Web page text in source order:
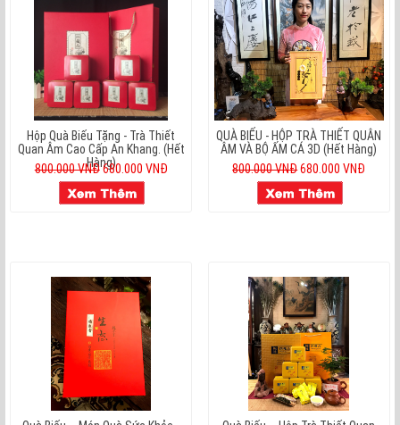
Hộp Quà Biếu Tặng - Trà Thiết
Quan Âm Cao Cấp An Khang. (hết
Hàng)
800.000 VNĐ 680.000 VNĐ
QUÀ BIẾU - HỘP TRÀ THIẾT QUÂN
ÂM VÀ BỘ ẤM CÁ 3D (hết Hàng)
800.000 VNĐ680.000 VNĐ